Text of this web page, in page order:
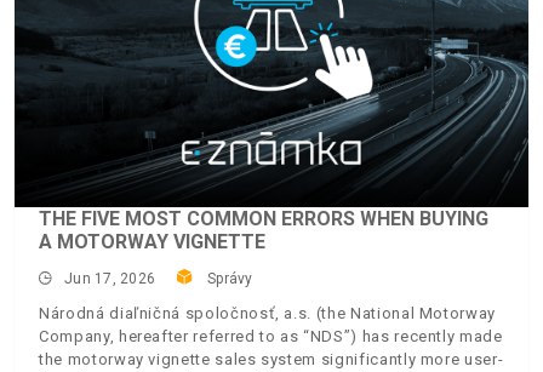
THE FIVE MOST COMMON ERRORS WHEN BUYING
A MOTORWAY VIGNETTE
Jun 17, 2026 Správy
Národná diaľničná spoločnosť, a.s. (the National Motorway
Company, hereafter referred to as “NDS”) has recently made
the motorway vignette sales system significantly more user-